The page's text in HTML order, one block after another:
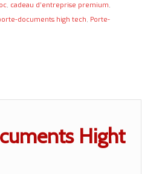
, cadeau d’entreprise premium,
documents high tech, Porte-
Hight